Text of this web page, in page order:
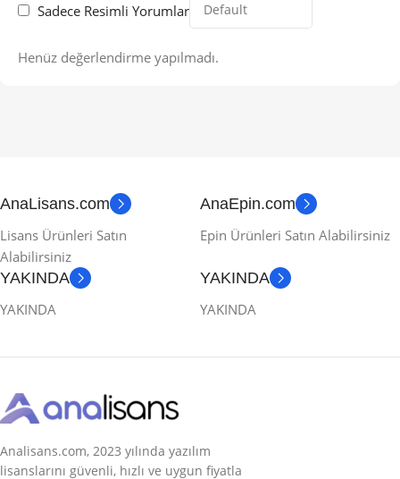
Sadece Resimli Yorumlar
Henüz değerlendirme yapılmadı.
AnaLisans.com
Lisans Ürünleri Satın
Alabilirsiniz
AnaEpin.com
Epin Ürünleri Satın Alabilirsiniz
YAKINDA
YAKINDA
YAKINDA
YAKINDA
Analisans.com, 2023 yılında yazılım
lisanslarını güvenli, hızlı ve uygun fiyatla